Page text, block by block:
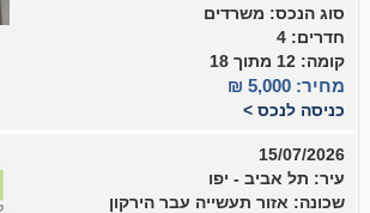
סוג הנכס: משרדים
חדרים: 4
קומה: 12 מתוך 18
מחיר: 5,000 ₪
כניסה לנכס >
15/07/2026
עיר: תל אביב - יפו
שכונה: אזור תעשייה עבר הירקון